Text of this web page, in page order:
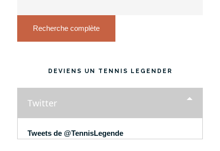
Recherche complète
DEVIENS UN TENNIS LEGENDER
Twitter
Tweets de @TennisLegende